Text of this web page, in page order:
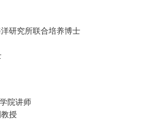
研究所联合培养博士
院讲师
授